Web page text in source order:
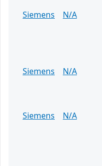
Siemens
N/A
Siemens
N/A
Siemens
N/A